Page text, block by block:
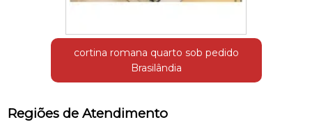
cortina romana quarto sob pedido
Brasilândia
Regiões de Atendimento